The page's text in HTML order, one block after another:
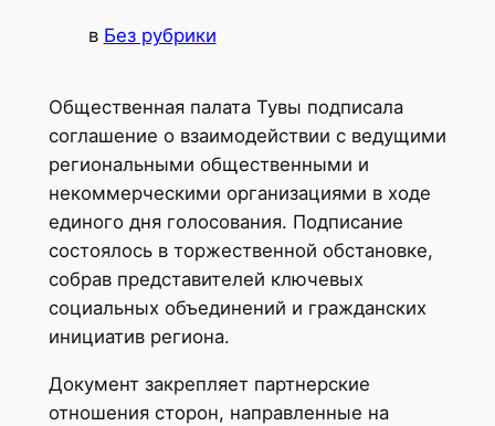
в Без рубрики
Общественная палата Тувы подписала
соглашение о взаимодействии с ведущими
региональными общественными и
некоммерческими организациями в ходе
единого дня голосования. Подписание
состоялось в торжественной обстановке,
собрав представителей ключевых
социальных объединений и гражданских
инициатив региона.
Документ закрепляет партнерские
отношения сторон, направленные на